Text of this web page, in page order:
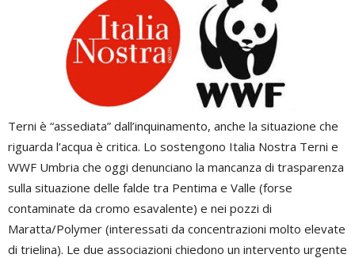
Terni è “assediata” dall’inquinamento, anche la situazione che
riguarda l’acqua è critica. Lo sostengono Italia Nostra Terni e
WWF Umbria che oggi denunciano la mancanza di trasparenza
sulla situazione delle falde tra Pentima e Valle (forse
contaminate da cromo esavalente) e nei pozzi di
Maratta/Polymer (interessati da concentrazioni molto elevate
di trielina). Le due associazioni chiedono un intervento urgente